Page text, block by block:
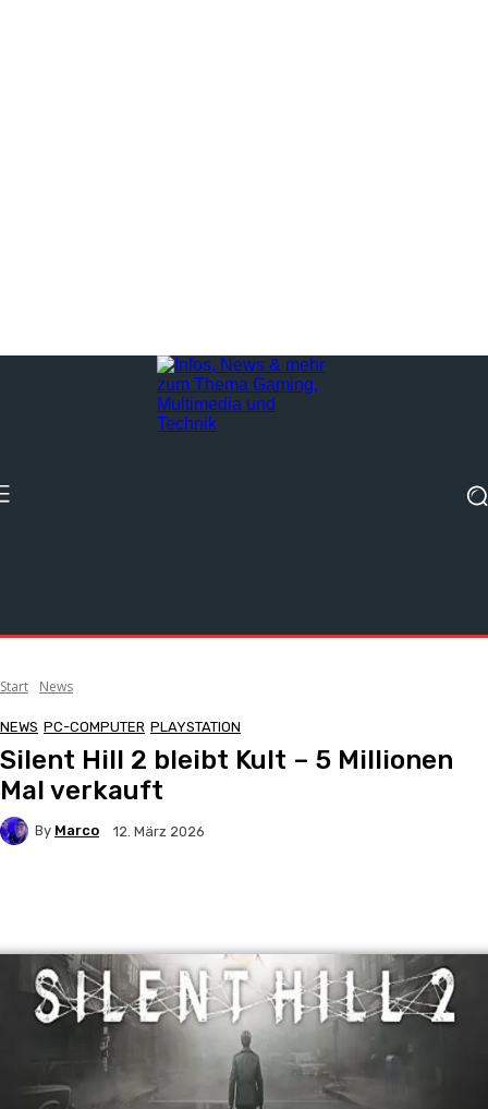
Start News
NEWS PC-COMPUTER PLAYSTATION
Silent Hill 2 bleibt Kult – 5 Millionen
Mal verkauft
By Marco 12. März 2026